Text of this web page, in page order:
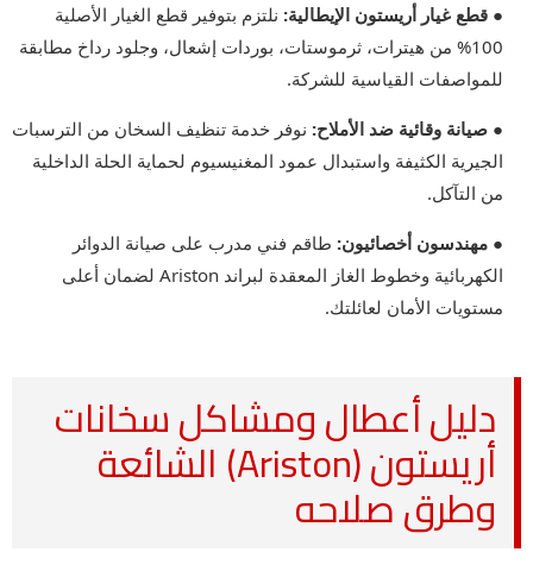
● قطع غيار أريستون الإيطالية: نلتزم بتوفير قطع الغيار الأصلية
100% من هيترات، ثرموستات، بوردات إشعال، وجلود رداخ مطابقة
للمواصفات القياسية للشركة.
● صيانة وقائية ضد الأملاح: نوفر خدمة تنظيف السخان من الترسبات
الجيرية الكثيفة واستبدال عمود المغنيسيوم لحماية الحلة الداخلية
من التآكل.
● مهندسون أخصائيون: طاقم فني مدرب على صيانة الدوائر
الكهربائية وخطوط الغاز المعقدة لبراند Ariston لضمان أعلى
مستويات الأمان لعائلتك.
دليل أعطال ومشاكل سخانات
أريستون (Ariston) الشائعة
وطرق صلاحه